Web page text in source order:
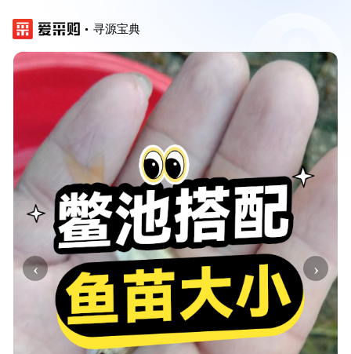
寻源宝典
‹ ›